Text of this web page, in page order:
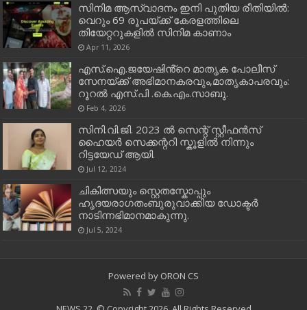
സിനിമ ആസ്വാദനം ഇനി പുതിയ രീതിയിൽ:
വെറും 69 രൂപയ്ക്ക് കേരളത്തിലെ
തിയേറ്ററുകളിൽ സിനിമ കാണാം
Apr 11, 2026
എസ്.ഐ.ജയേഷിൻ്റെ മാതൃക പോലീസ്
സേനയ്ക്ക് അഭിമാനകരവും,മാതൃകാപരവും:
റൂറൽ എസ്.പി .കെ.എം.സാബു.
Feb 4, 2026
സിനി.വി.ജി. 2023 ൽ സെന്റ് സ്റ്റീഫൻസ്
ഹൈയർ സെക്കന്ററി സ്കൂളിൽ നിന്നും
റിട്ടയേഡ് ആയി.
Jul 12, 2024
ചികിത്സയും സ്റ്റെതസ്കോപ്പും
ഹൃദയരാഗതംബുരുവാക്കിയ ഡോക്ടർ
നാടിന്നഭിമാനമാകുന്നു.
Jul 5, 2024
Powered by ORON CS